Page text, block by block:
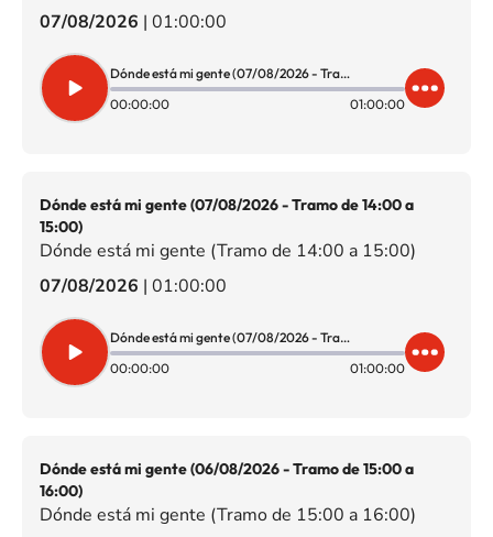
07/08/2026 | 01:00:00
Dónde está mi gente (07/08/2026 - Tramo de 15:00 a 16:00)
00:00:00
01:00:00
Dónde está mi gente (07/08/2026 - Tramo de 14:00 a
15:00)
Dónde está mi gente (Tramo de 14:00 a 15:00)
07/08/2026 | 01:00:00
Dónde está mi gente (07/08/2026 - Tramo de 14:00 a 15:00)
00:00:00
01:00:00
Dónde está mi gente (06/08/2026 - Tramo de 15:00 a
16:00)
Dónde está mi gente (Tramo de 15:00 a 16:00)